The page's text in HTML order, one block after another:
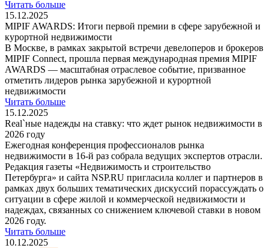
Читать больше
15.12.2025
MIPIF AWARDS: Итоги первой премии в сфере зарубежной и
курортной недвижимости
В Москве, в рамках закрытой встречи девелоперов и брокеров
MIPIF Connect, прошла первая международная премия MIPIF
AWARDS — масштабная отраслевое событие, призванное
отметить лидеров рынка зарубежной и курортной
недвижимости
Читать больше
15.12.2025
Real`ные надежды на ставку: что ждет рынок недвижимости в
2026 году
Ежегодная конференция профессионалов рынка
недвижимости в 16-й раз собрала ведущих экспертов отрасли.
Редакция газеты «Недвижимость и строительство
Петербурга» и сайта NSP.RU пригласила коллег и партнеров в
рамках двух больших тематических дискуссий порассуждать о
ситуации в сфере жилой и коммерческой недвижимости и
надеждах, связанных со снижением ключевой ставки в новом
2026 году.
Читать больше
10.12.2025